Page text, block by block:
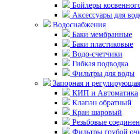
Бойлеры
Аксессуары для
Водоснабжения
Баки мембранные
Баки пластиковые
Водо-счетчики
Гибкая подводка
Фильтры для воды
Запорная и
КИП и Автоматика
Клапан обратный
Кран шаровый
Резьбовые
Фильтры грубой